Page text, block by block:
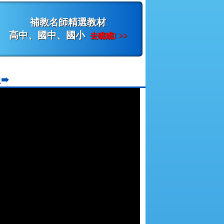
補教名師精選教材
高中、國中、國小 去瞧瞧! >>
➠